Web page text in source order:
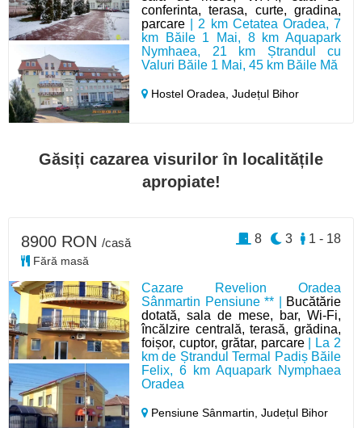
conferinta, terasa, curte, gradina,
parcare | 2 km Cetatea Oradea, 7
km Băile 1 Mai, 8 km Aquapark
Nymhaea, 21 km Ștrandul cu
Valuri Băile 1 Mai, 45 km Băile Mă
Hostel Oradea,Județul Bihor
Găsiți cazarea visurilor în localitățile
apropiate!
Cazare Revelion Oradea
Sânmartin Pensiune ** |
Bucătărie
dotată, sala de mese, bar, Wi-Fi,
încălzire centrală, terasă, grădina,
foișor, cuptor, grătar, parcare| La 2
km de Ștrandul Termal Padiș Băile
Felix, 6 km Aquapark Nymphaea
Oradea
Pensiune Sânmartin,Județul Bihor
8900 RON /casă
Fără masă
1 - 18
3
8